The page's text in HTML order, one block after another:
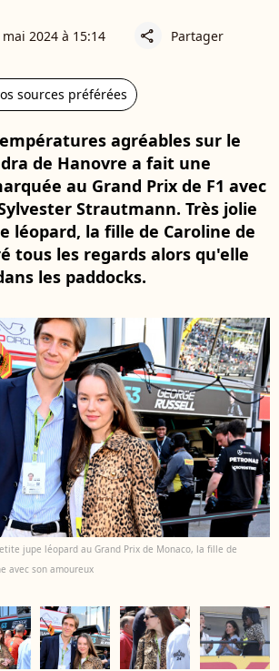
2024 à 15:14 share Partager
sources préférées
agréables sur le
de Hanovre a fait une
au Grand Prix de F1 avec
Strautmann. Très jolie
léopard, la fille de Caroline de
tous les regards alors qu'elle
les paddocks.
jupe léopard au Grand Prix de Monaco, la fille de
avec son amoureux